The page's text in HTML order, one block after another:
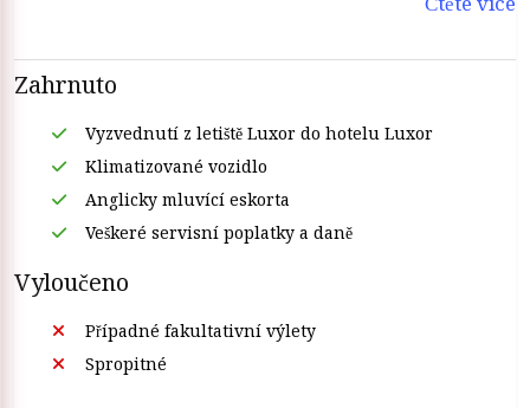
mezinárodním letišti v Luxoru pak vás přepojí, kam budete
plavbu Luxorem po Nilu, naši řidiči s profesním průkazem
vás bezpečně odvezou nebojte se vůbec, nemusíte třeba se
obtěžovat s taxikáři nebo s nimi plivat. Rezervujte si u ETB
transfery z Luxoru. Náš zástupce vám nabídne stručnou
představu o zájezdech do Luxoru, abyste se dozvěděli více o
Zahrnuto
Vyzvednutí z letiště Luxor do hotelu Luxor
Klimatizované vozidlo
Anglicky mluvící eskorta
Veškeré servisní poplatky a daně
Vyloučeno
Případné fakultativní výlety
Spropitné